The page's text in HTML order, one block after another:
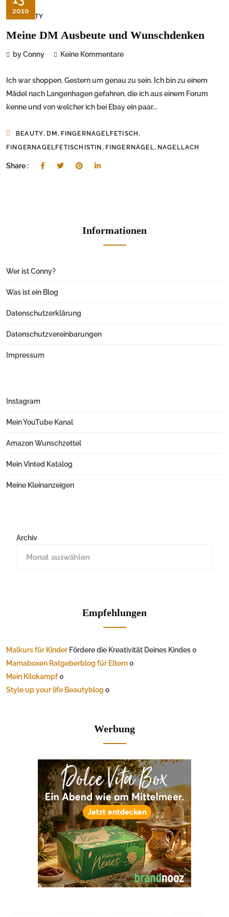
2010
BEAUTY
Meine DM Ausbeute und Wunschdenken
by Conny Keine Kommentare
Ich war shoppen. Gestern um genau zu sein. Ich bin zu einem
Mädel nach Langenhagen gefahren, die ich aus einem Forum
kenne und von welcher ich bei Ebay ein paar...
BEAUTY, DM, FINGERNAGELFETISCH,
FINGERNAGELFETISCHISTIN, FINGERNÄGEL, NAGELLACH
Share :
Informationen
Wer ist Conny?
Was ist ein Blog
Datenschutzerklärung
Datenschutzvereinbarungen
Impressum
Instagram
Mein YouTube Kanal
Amazon Wunschzettel
Mein Vinted Katalog
Meine Kleinanzeigen
Archiv
Empfehlungen
Malkurs für Kinder Fördere die Kreativität Deines Kindes 0
Mamaboxen Ratgeberblog für Eltern0
Mein Kilokampf0
Style up your life Beautyblog 0
Werbung